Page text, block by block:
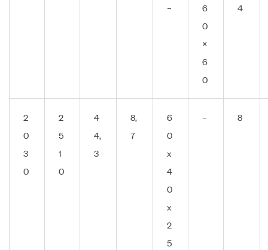
–
6
0
×
6
0
4
2
0
3
0
2
5
1
0
4
4,
3
8,
7
6
0
x
4
0
x
2
5
– 8